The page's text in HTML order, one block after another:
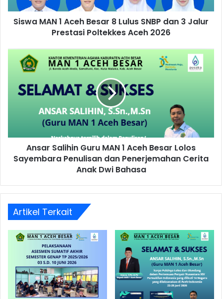
Siswa MAN 1 Aceh Besar 8 Lulus SNBP dan 3 Jalur
Prestasi Poltekkes Aceh 2026
Ansar Salihin Guru MAN 1 Aceh Besar Lolos
Sayembara Penulisan dan Penerjemahan Cerita
Anak Dwi Bahasa
Artikel Terkait